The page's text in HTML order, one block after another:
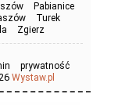
Pabianice
Turek
Zgierz
prywatność
Wystaw.pl